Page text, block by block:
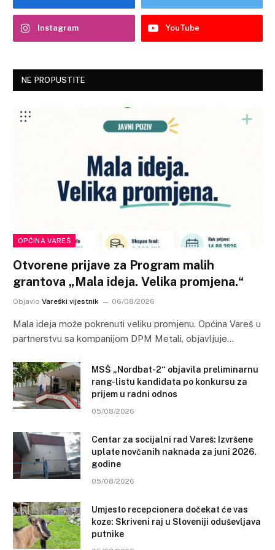
Instagram YouTube
NE PROPUSTITE
OPĆINA VAREŠ
Otvorene prijave za Program malih
grantova „Mala ideja. Velika promjena.“
Objavio Vareški vijestnik 06/08/2026
Mala ideja može pokrenuti veliku promjenu. Općina Vareš u
partnerstvu sa kompanijom DPM Metali, objavljuje…
MSŠ „Nordbat-2“ objavila preliminarnu
rang-listu kandidata po konkursu za
prijem u radni odnos
05/08/2026
Centar za socijalni rad Vareš: Izvršene
uplate novčanih naknada za juni 2026.
godine
05/08/2026
Umjesto recepcionera dočekat će vas
koze: Skriveni raj u Sloveniji oduševljava
putnike